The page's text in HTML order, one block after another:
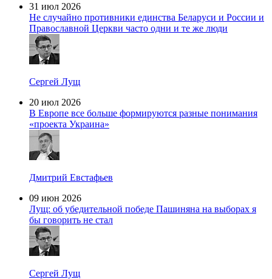
31 июл 2026
Не случайно противники единства Беларуси и России и
Православной Церкви часто одни и те же люди
Сергей Лущ
20 июл 2026
В Европе все больше формируются разные понимания
«проекта Украина»
Дмитрий Евстафьев
09 июн 2026
Лущ: об убедительной победе Пашиняна на выборах я
бы говорить не стал
Сергей Лущ